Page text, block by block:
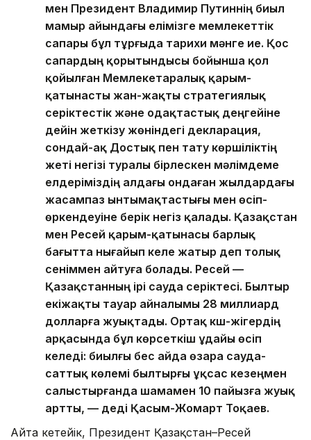
мен Президент Владимир Путиннің биыл
мамыр айындағы елімізге мемлекеттік
сапары бұл тұрғыда тарихи мәнге ие. Қос
сапардың қорытындысы бойынша қол
қойылған Мемлекетаралық қарым-
қатынасты жан-жақты стратегиялық
серіктестік және одақтастық деңгейіне
дейін жеткізу жөніндегі декларация,
сондай-ақ Достық пен тату көршіліктің
жеті негізі туралы бірлескен мәлімдеме
елдеріміздің алдағы ондаған жылдардағы
жасампаз ынтымақтастығы мен өсіп-
өркендеуіне берік негіз қалады. Қазақстан
мен Ресей қарым-қатынасы барлық
бағытта нығайып келе жатыр деп толық
сеніммен айтуға болады. Ресей —
Қазақстанның ірі сауда серіктесі. Былтыр
екіжақты тауар айналымы 28 миллиард
долларға жуықтады. Ортақ күш-жігердің
арқасында бұл көрсеткіш ұдайы өсіп
келеді: биылғы бес айда өзара сауда-
саттық көлемі былтырғы ұқсас кезеңмен
салыстырғанда шамамен 10 пайызға жуық
артты, — деді Қасым-Жомарт Тоқаев.
Айта кетейік, Президент Қазақстан–Ресей